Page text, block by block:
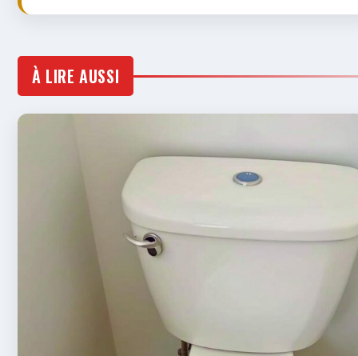
À LIRE AUSSI